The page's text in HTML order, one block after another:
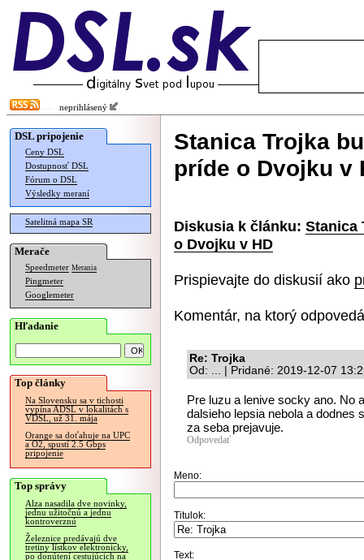
neprihlásený
DSL pripojenie
Ceny DSL
Dostupnosť DSL
Fórum o DSL
Výsledky meraní
Satelitná mapa SR
Merače
Speedmeter Merania
Pingmeter
Googlemeter
Hľadanie
Top články
Na Slovensku sa v tichosti
vypína ADSL v lokalitách s
VDSL, už 31. mája
Orange sa doťahuje na UPC
a O2, spustí 2.5 Gbps
pripojenie
Top správy
Alza nasadila dve novinky,
jednu užitočnú a jednu
kontroverznú
Železnice predávajú dve
tretiny lístkov elektronicky,
po donútení cestujúcich na
Stanica Trojka
príde o Dvojku v
Diskusia k článku: Stanica
o Dvojku v HD
Prispievajte do diskusií ako
Komentár, na ktorý
Re: Trojka
Od: ... | Pridané: 2019-12-07
Pre luzu a lenive socky ano. No
dalsieho lepsia nebola a dodnes
za seba prejavuje.
Odpovedať
Meno:
Titulok:
Text: